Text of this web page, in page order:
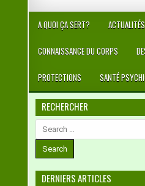
A QUOI ÇA SERT? ACTUALITÉS
CONNAISSANCE DU CORPS
PROTECTIONS SANTÉ
RECHERCHER
Search
for:
DERNIERS ARTICLES